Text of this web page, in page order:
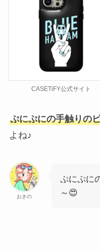
CASETiFY公式サイト
ぷにぷにの手触りの
よね♪
おきの
ぷにぷに
～😍